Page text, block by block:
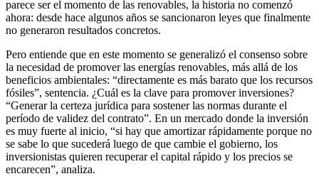
parece ser el momento de las renovables, la historia no comenzó
ahora: desde hace algunos años se sancionaron leyes que finalmente
no generaron resultados concretos.
Pero entiende que en este momento se generalizó el consenso sobre
la necesidad de promover las energías renovables, más allá de los
beneficios ambientales: “directamente es más barato que los recursos
fósiles”, sentencia. ¿Cuál es la clave para promover inversiones?
“Generar la certeza jurídica para sostener las normas durante el
período de validez del contrato”. En un mercado donde la inversión
es muy fuerte al inicio, “si hay que amortizar rápidamente porque no
se sabe lo que sucederá luego de que cambie el gobierno, los
inversionistas quieren recuperar el capital rápido y los precios se
encarecen”, analiza.